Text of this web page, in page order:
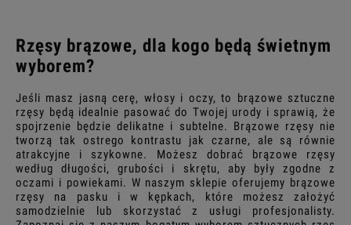
Rzęsy brązowe, dla kogo będą świetnym
wyborem?
Jeśli masz jasną cerę, włosy i oczy, to brązowe sztuczne
rzęsy będą idealnie pasować do Twojej urody i sprawią, że
spojrzenie będzie delikatne i subtelne. Brązowe rzęsy nie
tworzą tak ostrego kontrastu jak czarne, ale są równie
atrakcyjne i szykowne. Możesz dobrać brązowe rzęsy
według długości, grubości i skrętu, aby były zgodne z
oczami i powiekami. W naszym sklepie oferujemy brązowe
rzęsy na pasku i w kępkach, które możesz założyć
samodzielnie lub skorzystać z usługi profesjonalisty.